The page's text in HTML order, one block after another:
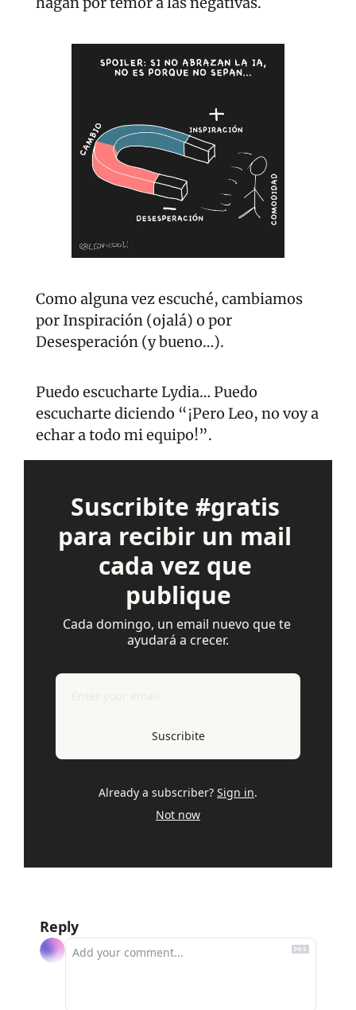
Como alguna vez escuché, cambiamos
por Inspiración (ojalá) o por
Desesperación (y bueno…).
Puedo escucharte Lydia… Puedo
escucharte diciendo “¡Pero Leo, no voy a
echar a todo mi equipo!”.
Suscribite #gratis
para recibir un mail
cada vez que
publique
Cada domingo, un email nuevo que te
ayudará a crecer.
Suscribite
Already a subscriber? Sign in.
Not now
Reply